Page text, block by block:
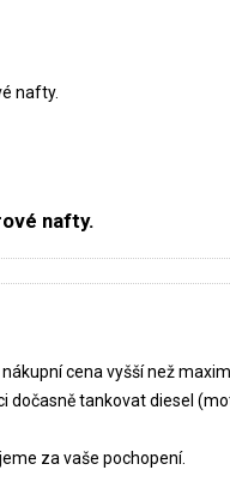
nafty.
nafty.
cena vyšší než
dočasně tankovat diesel
za vaše pochopení.